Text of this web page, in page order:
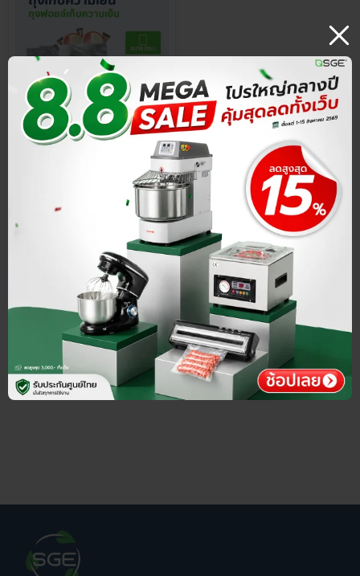
ถุงเก็บความเย็น ถุงฟอยด์เก็บ
ความเย็น มีรอยบาก U Cut ง่าย
ต่อการฉีก ยาว 28, 36 และ 40
ซม. ถุงทรงจีบข้าง จุได้เยอะ
ดูราคาส่ง